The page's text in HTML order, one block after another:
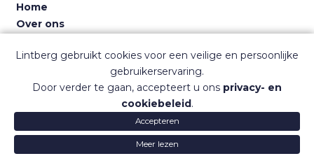
Home
Over ons
Dashboard
Sitemap
Veelgestelde vragen
Lintberg gebruikt cookies voor een veilige en persoonlijke
gebruikerservaring.
Door verder te gaan, accepteert u ons privacy- en
cookiebeleid .
Accepteren
Meer lezen